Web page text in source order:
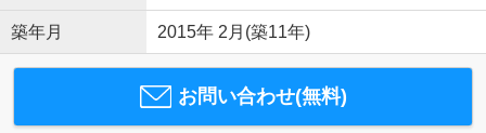
築年月 2015年 2月(築11年)
お問い合わせ(無料)